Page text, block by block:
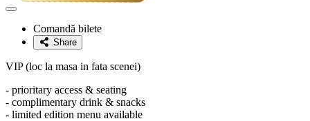
Adaugă
favoriteComandă bilete
Share
VIP (loc la masa in fata scenei)
- prioritary access & seating
- complimentary drink & snacks
- limited edition menu available